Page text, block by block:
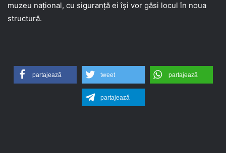
muzeu național, cu siguranță ei își vor găsi locul în noua
structură.
partajează tweet partajează
partajează